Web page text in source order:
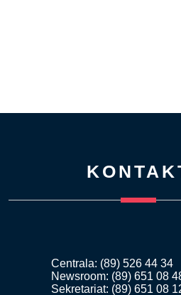
Centrala: (89) 526 44 34
Newsroom: (89) 651 08
Sekretariat: (89) 651 08